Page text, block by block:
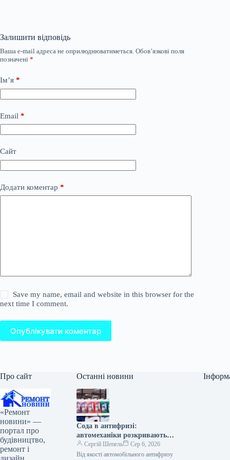
Залишити відповідь
Ваша e-mail адреса не оприлюднюватиметься. Обов’язкові поля
позначені *
Ім’я *
Email *
Сайт
Додати коментар *
Save my name, email and website in this browser for the
next time I comment.
Опублікувати коментар
Про сайт
«Ремонт
новини» —
портал про
будівництво,
ремонт і
дизайн
Останні новини
Сода в антифризі:
автомеханіки розкривають
секрет гаражних хитрощів
Сергій Шепель
Сер 6, 2026
Від якості автомобільного антифризу